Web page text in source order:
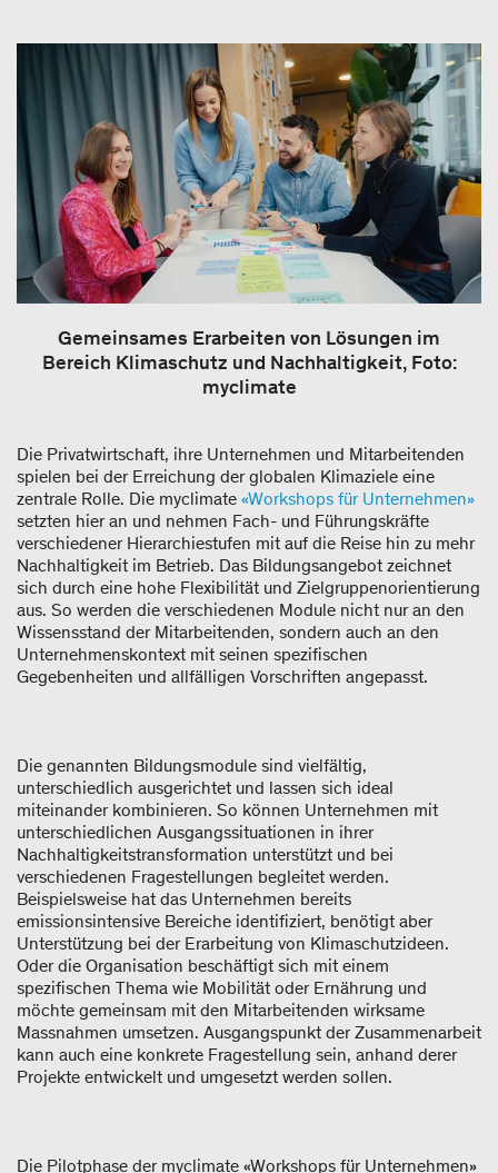
Gemeinsames Erarbeiten von Lösungen im
Bereich Klimaschutz und Nachhaltigkeit, Foto:
myclimate
Die Privatwirtschaft, ihre Unternehmen und Mitarbeitenden
spielen bei der Erreichung der globalen Klimaziele eine
zentrale Rolle. Die myclimate «Workshops für Unternehmen»
setzten hier an und nehmen Fach- und Führungskräfte
verschiedener Hierarchiestufen mit auf die Reise hin zu mehr
Nachhaltigkeit im Betrieb. Das Bildungsangebot zeichnet
sich durch eine hohe Flexibilität und Zielgruppenorientierung
aus. So werden die verschiedenen Module nicht nur an den
Wissensstand der Mitarbeitenden, sondern auch an den
Unternehmenskontext mit seinen spezifischen
Gegebenheiten und allfälligen Vorschriften angepasst.
Die genannten Bildungsmodule sind vielfältig,
unterschiedlich ausgerichtet und lassen sich ideal
miteinander kombinieren. So können Unternehmen mit
unterschiedlichen Ausgangssituationen in ihrer
Nachhaltigkeitstransformation unterstützt und bei
verschiedenen Fragestellungen begleitet werden.
Beispielsweise hat das Unternehmen bereits
emissionsintensive Bereiche identifiziert, benötigt aber
Unterstützung bei der Erarbeitung von Klimaschutzideen.
Oder die Organisation beschäftigt sich mit einem
spezifischen Thema wie Mobilität oder Ernährung und
möchte gemeinsam mit den Mitarbeitenden wirksame
Massnahmen umsetzen. Ausgangspunkt der Zusammenarbeit
kann auch eine konkrete Fragestellung sein, anhand derer
Projekte entwickelt und umgesetzt werden sollen.
Die Pilotphase der myclimate «Workshops für Unternehmen»